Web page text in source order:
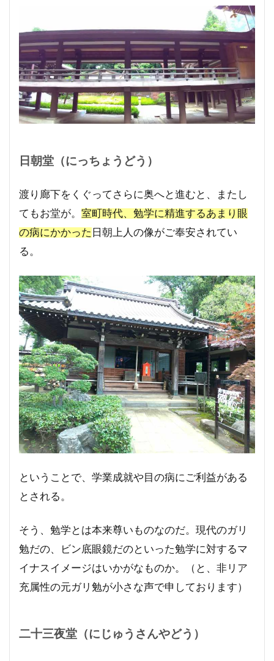
日朝堂（にっちょうどう）
渡り廊下をくぐってさらに奥へと進むと、またし
てもお堂が。 室町時代、勉学に精進するあまり眼
の病にかかった 日朝上人の像がご奉安されてい
る。
ということで、学業成就や目の病にご利益がある
とされる。
そう、勉学とは本来尊いものなのだ。現代のガリ
勉だの、ビン底眼鏡だのといった勉学に対するマ
イナスイメージはいかがなものか。（と、非リア
充属性の元ガリ勉が小さな声で申しております）
二十三夜堂（にじゅうさんやどう）